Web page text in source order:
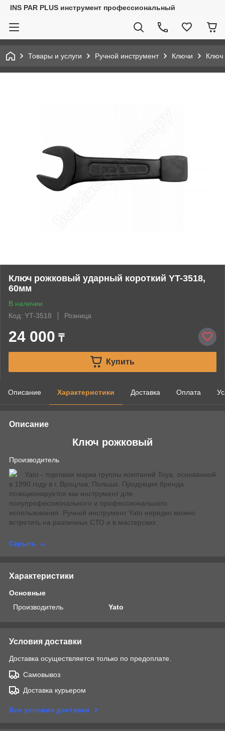
INS PAR PLUS инструмент профессиональный
Товары и услуги Ручной инструмент Ключи Ключ
Ключ рожковый ударный короткий YT-3518,
60мм
В наличии
Код: YT-3518
Розница
24 000 ₸
Купить
Описание Характеристики Доставка Оплата
Описание
Ключ рожковый
Производитель
Yato - торговая марка группы компаний Toya, основанной
в 1990 году в г. Вроцлав, Польша. Продукция бренда
позиционируется как инструмент для
полупрофессионального и профессионального
использования. Ручной инструмент Yato нередко можно
встретить на различных СТО и в мастерских.
Скрыть
Характеристики
Основные
Производитель
Yato
Условия доставки
Доставка осуществляется только по предоплате.
Самовывоз
Доставка курьером
Все условия доставки